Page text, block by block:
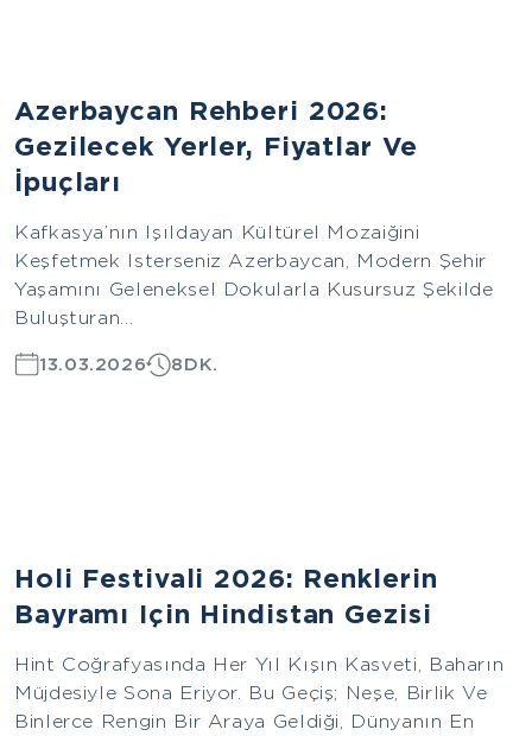
Azerbaycan Rehberi 2026:
Gezilecek Yerler, Fiyatlar Ve
İpuçları
Kafkasya’nın Işıldayan Kültürel Mozaiğini
Keşfetmek Isterseniz Azerbaycan, Modern Şehir
Yaşamını Geleneksel Dokularla Kusursuz Şekilde
Buluşturan...
13.03.2026 8DK.
Holi Festivali 2026: Renklerin
Bayramı Için Hindistan Gezisi
Hint Coğrafyasında Her Yıl Kışın Kasveti, Baharın
Müjdesiyle Sona Eriyor. Bu Geçiş; Neşe, Birlik Ve
Binlerce Rengin Bir Araya Geldiği, Dünyanın En